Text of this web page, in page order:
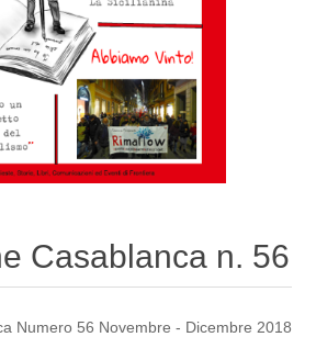
Casablanca n. 56
Numero 56 Novembre - Dicembre 2018